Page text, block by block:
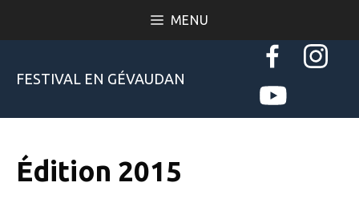
contenu
MENU
FESTIVAL EN GÉVAUDAN
Édition 2015